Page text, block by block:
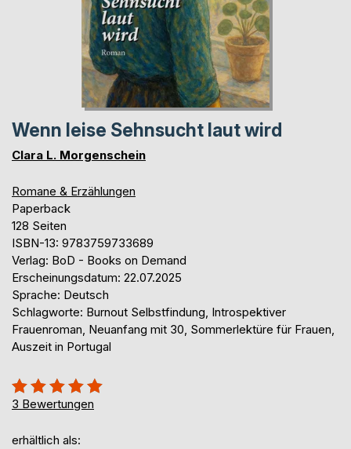
Wenn leise Sehnsucht laut wird
Clara L. Morgenschein
Romane & Erzählungen
Paperback
128 Seiten
ISBN-13: 9783759733689
Verlag: BoD - Books on Demand
Erscheinungsdatum: 22.07.2025
Sprache: Deutsch
Schlagworte: Burnout Selbstfindung, Introspektiver
Frauenroman, Neuanfang mit 30, Sommerlektüre für Frauen,
Auszeit in Portugal
Bewertung::
100%
3 Bewertungen
erhältlich als: